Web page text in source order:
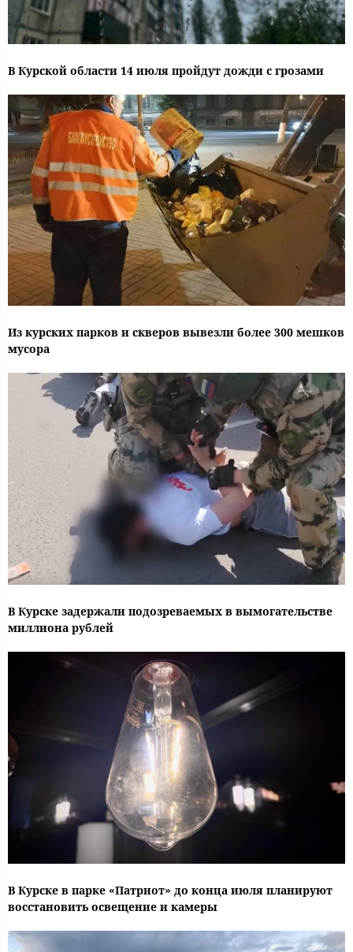
В Курской области 14 июля пройдут дожди с грозами
Из курских парков и скверов вывезли более 300 мешков
мусора
В Курске задержали подозреваемых в вымогательстве
миллиона рублей
В Курске в парке «Патриот» до конца июля планируют
восстановить освещение и камеры